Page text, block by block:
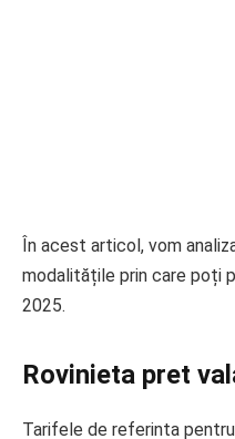
În acest articol, vom
modalitățile prin care poți
2025.
Rovinieta pret
Tarifele de referinta